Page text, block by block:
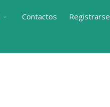
Contactos Registrarse